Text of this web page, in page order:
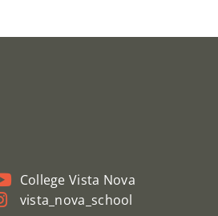
College Vista Nova
vista_nova_school